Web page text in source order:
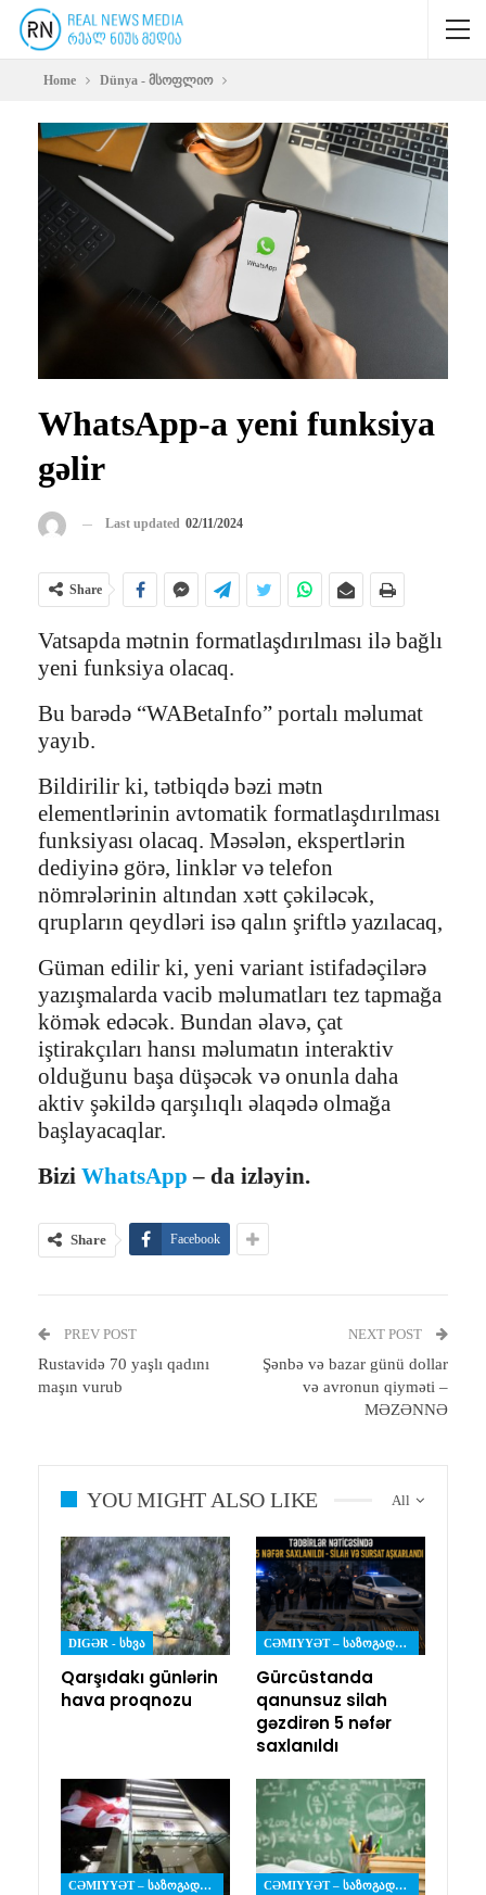
Home Dünya - მსოფლიო
WhatsApp-a yeni funksiya
gəlir
Last updated 02/11/2024
Share
Vatsapda mətnin formatlaşdırılması ilə bağlı
yeni funksiya olacaq.
Bu barədə “WABetaInfo” portalı məlumat
yayıb.
Bildirilir ki, tətbiqdə bəzi mətn
elementlərinin avtomatik formatlaşdırılması
funksiyası olacaq. Məsələn, ekspertlərin
dediyinə görə, linklər və telefon
nömrələrinin altından xətt çəkiləcək,
qrupların qeydləri isə qalın şriftlə yazılacaq,
Güman edilir ki, yeni variant istifadəçilərə
yazışmalarda vacib məlumatları tez tapmağa
kömək edəcək. Bundan əlavə, çat
iştirakçıları hansı məlumatın interaktiv
olduğunu başa düşəcək və onunla daha
aktiv şəkildə qarşılıqlı əlaqədə olmağa
başlayacaqlar.
Bizi WhatsApp – da izləyin.
Share Facebook
PREV POST
Rustavidə 70 yaşlı qadını
maşın vurub
NEXT POST
Şənbə və bazar günü dollar
və avronun qiyməti –
MƏZƏNNƏ
All
YOU MIGHT ALSO LIKE
DIGƏR - ᲡᲮᲕᲐ
Qarşıdakı günlərin
hava proqnozu
CƏMIYYƏT – ᲡᲐᲖᲝᲒᲐᲓᲝᲔᲑᲐ
Gürcüstanda
qanunsuz silah
gəzdirən 5 nəfər
saxlanıldı
CƏMIYYƏT – ᲡᲐᲖᲝᲒᲐᲓᲝᲔᲑᲐ CƏMIYYƏT – ᲡᲐᲖᲝᲒᲐᲓᲝᲔᲑᲐ